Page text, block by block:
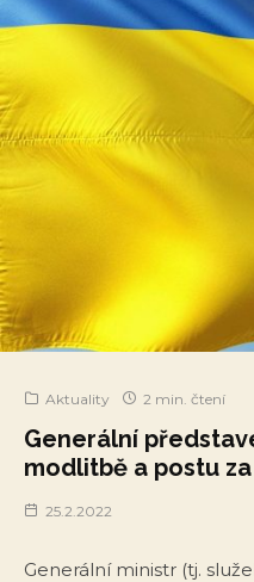
Aktuality 2 min. čtení
Generální
modlitbě a postu
25.2.2022
Generální ministr (tj.